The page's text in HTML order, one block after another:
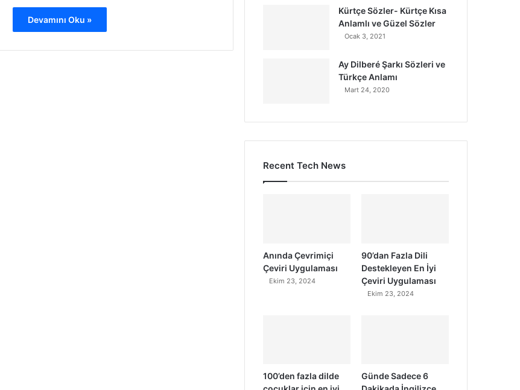
Devamını Oku »
Kürtçe Sözler- Kürtçe Kısa
Anlamlı ve Güzel Sözler
Ocak 3, 2021
Ay Dilberé Şarkı Sözleri ve
Türkçe Anlamı
Mart 24, 2020
Recent Tech News
Anında Çevrimiçi
Çeviri Uygulaması
Ekim 23, 2024
90’dan Fazla Dili
Destekleyen En İyi
Çeviri Uygulaması
Ekim 23, 2024
100’den fazla dilde
Günde Sadece 6